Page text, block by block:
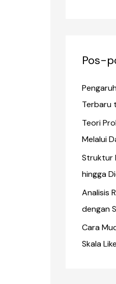
Pos-
Terbaru
Teori
Melalui
Struktur
hingga
Analisis
dengan
Cara
Skala